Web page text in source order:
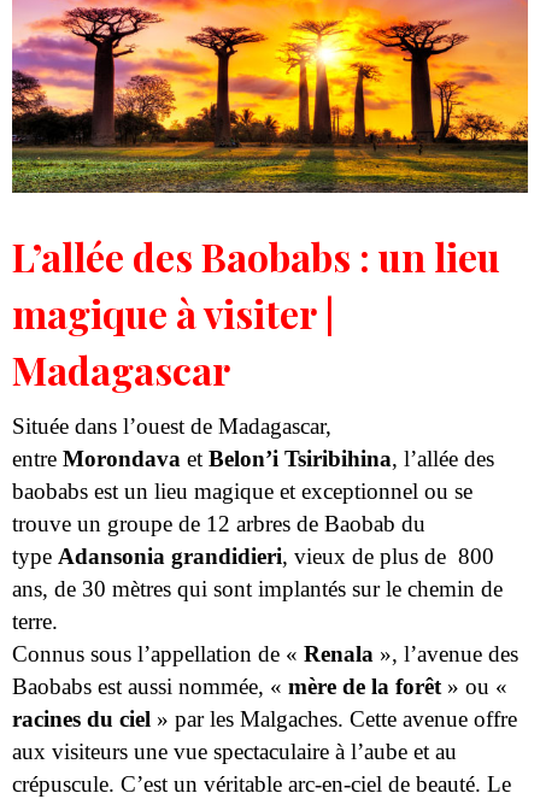
L’allée des Baobabs : un lieu
magique à visiter |
Madagascar
Située dans l’ouest de Madagascar,
entre Morondava et Belon’i Tsiribihina, l’allée des
baobabs est un lieu magique et exceptionnel ou se
trouve un groupe de 12 arbres de Baobab du
type Adansonia grandidieri, vieux de plus de 800
ans, de 30 mètres qui sont implantés sur le chemin de
terre.
Connus sous l’appellation de « Renala », l’avenue des
Baobabs est aussi nommée, « mère de la forêt» ou «
racines du ciel » par les Malgaches. Cette avenue offre
aux visiteurs une vue spectaculaire à l’aube et au
crépuscule. C’est un véritable arc-en-ciel de beauté. Le